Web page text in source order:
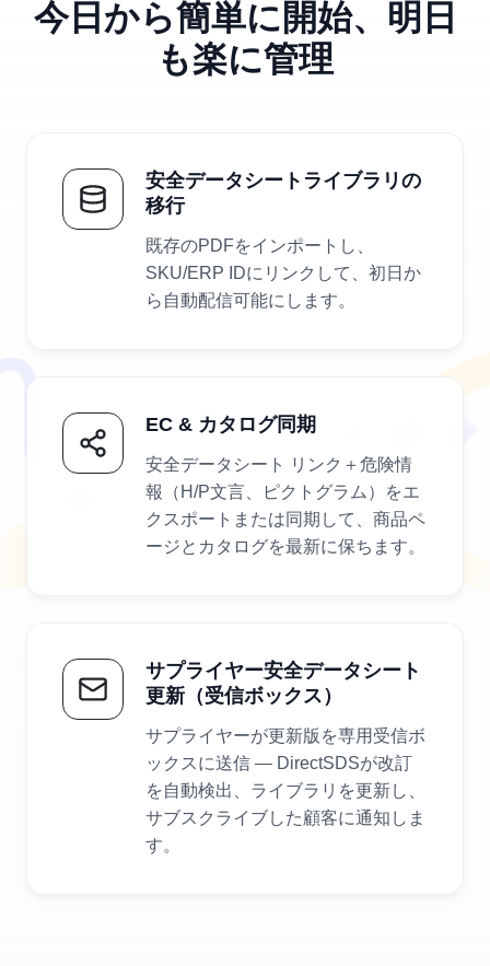
今日から簡単に開始、明日
も楽に管理
安全データシートライブラリの
移行
既存のPDFをインポートし、
SKU/ERP IDにリンクして、初日か
ら自動配信可能にします。
EC & カタログ同期
安全データシート リンク＋危険情
報（H/P文言、ピクトグラム）をエ
クスポートまたは同期して、商品ペ
ージとカタログを最新に保ちます。
サプライヤー安全データシート
更新（受信ボックス）
サプライヤーが更新版を専用受信ボ
ックスに送信 — DirectSDSが改訂
を自動検出、ライブラリを更新し、
サブスクライブした顧客に通知しま
す。